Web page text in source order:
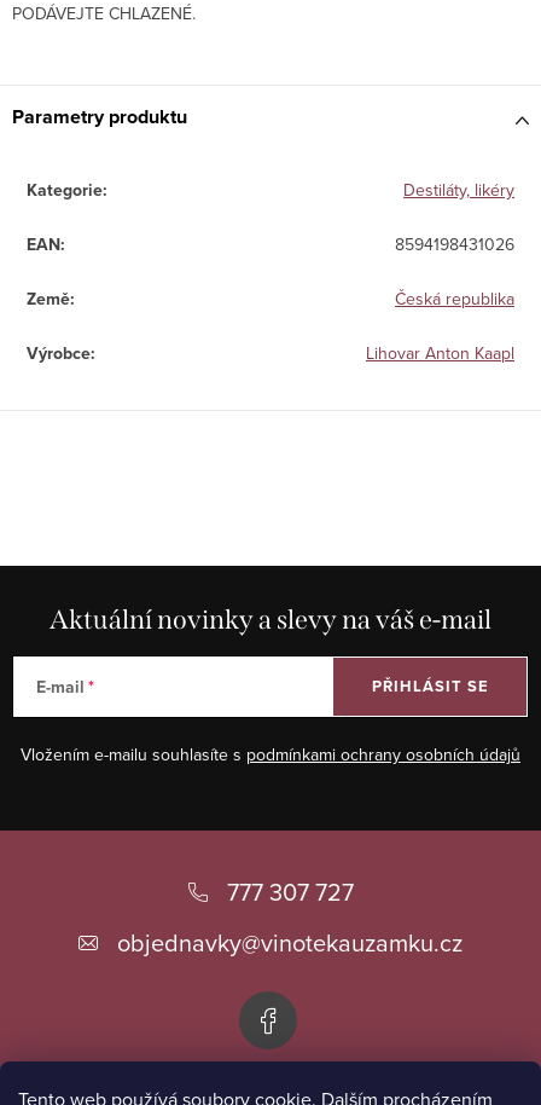
Tento web používá soubory cookie. Dalším procházením
PODÁVEJTE CHLAZENÉ.
Parametry produktu
Kategorie: Destiláty, likéry
EAN: 8594198431026
Země: Česká republika
Výrobce: Lihovar Anton Kaapl
Aktuální novinky a slevy na váš e-mail
E-mail
Vložením e-mailu souhlasíte s podmínkami ochrany osobních údajů
PŘIHLÁSIT SE
777 307 727
objednavky@vinotekauzamku.cz